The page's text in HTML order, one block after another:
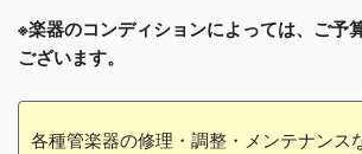
※楽器のコンディションによっては、ご予
ございます。
各種管楽器の修理・調整・メンテナンス